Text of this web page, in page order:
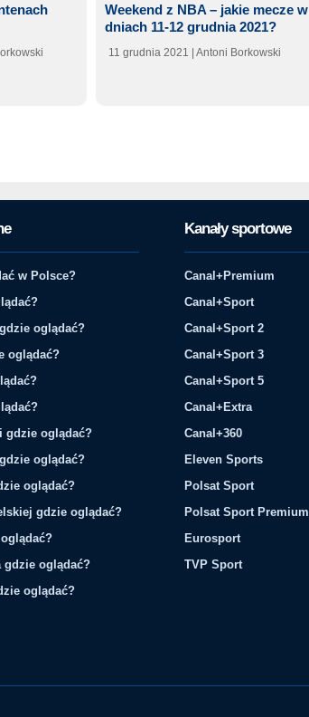
Weekend z NBA – jakie mecze w
dniach 11-12 grudnia 2021?
11 grudnia 2021 | Antoni Borkowski
w Polsce?
oglądać?
oglądać?
gdzie oglądać?
oglądać?
oglądać?
gdzie oglądać?
gdzie oglądać?
oglądać?
Kanały sportowe
Canal+Premium
Canal+Sport
Canal+Sport 2
Canal+Sport 3
Canal+Sport 5
Canal+Extra
Canal+360
Eleven Sports
Polsat Sport
Polsat Sport Premium
Eurosport
TVP Sport